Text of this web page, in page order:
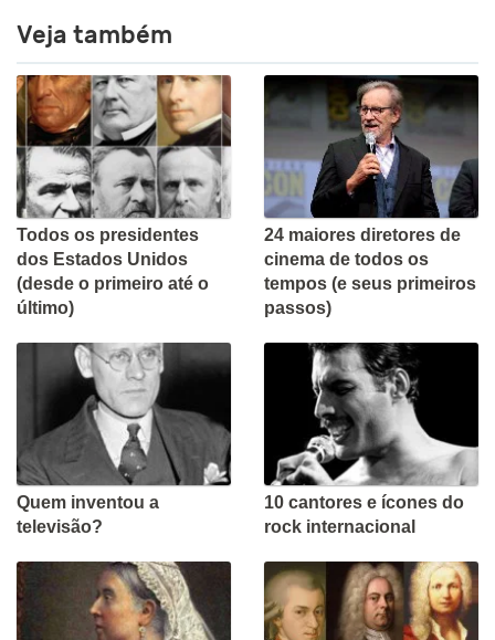
Veja também
Todos os presidentes
dos Estados Unidos
(desde o primeiro até o
último)
24 maiores diretores de
cinema de todos os
tempos (e seus primeiros
passos)
Quem inventou a
televisão?
10 cantores e ícones do
rock internacional